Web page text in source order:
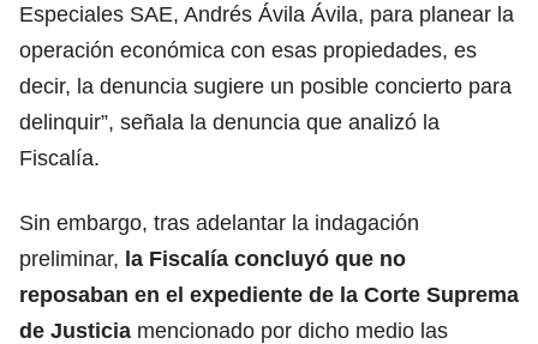
Especiales SAE, Andrés Ávila Ávila, para planear la
operación económica con esas propiedades, es
decir, la denuncia sugiere un posible concierto para
delinquir”, señala la denuncia que analizó la
Fiscalía.
Sin embargo, tras adelantar la indagación
preliminar, la Fiscalía concluyó que no
reposaban en el expediente de la Corte Suprema
de Justicia mencionado por dicho medio las